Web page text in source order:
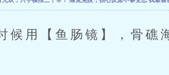
【鱼肠镜】，骨礁海